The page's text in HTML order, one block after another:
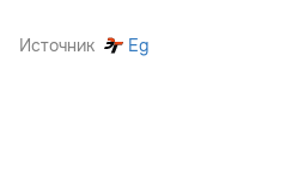
Источник Eg